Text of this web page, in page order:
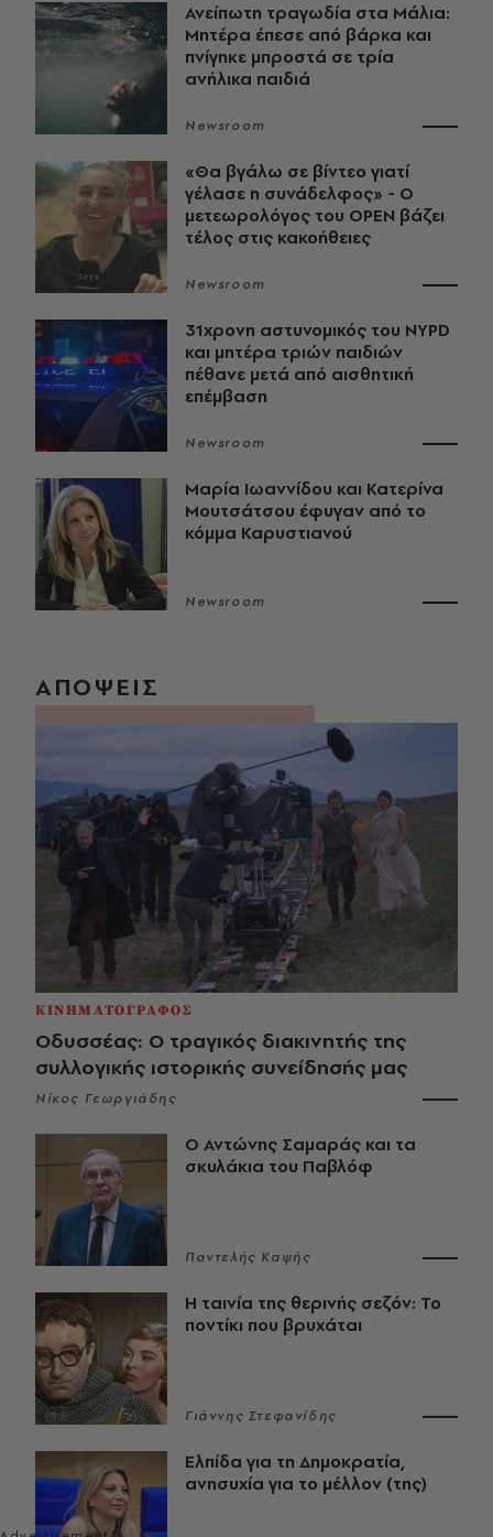
Ανείπωτη τραγωδία στα Μάλια:
Μητέρα έπεσε από βάρκα και
πνίγηκε μπροστά σε τρία
ανήλικα παιδιά
Newsroom
«Θα βγάλω σε βίντεο γιατί
γέλασε η συνάδελφος» - Ο
μετεωρολόγος του OPEN βάζει
τέλος στις κακοήθειες
Newsroom
31χρονη αστυνομικός του NYPD
και μητέρα τριών παιδιών
πέθανε μετά από αισθητική
επέμβαση
Newsroom
Μαρία Ιωαννίδου και Κατερίνα
Μουτσάτσου έφυγαν από το
κόμμα Καρυστιανού
Newsroom
ΑΠΟΨΕΙΣ
ΚΙΝΗΜΑΤΟΓΡΑΦΟΣ
Οδυσσέας: Ο τραγικός διακινητής της
συλλογικής ιστορικής συνείδησής μας
Νίκος Γεωργιάδης
Ο Αντώνης Σαμαράς και τα
σκυλάκια του Παβλόφ
Παντελής Καψής
Η ταινία της θερινής σεζόν: Το
ποντίκι που βρυχάται
Γιάννης Στεφανίδης
Ελπίδα για τη Δημοκρατία,
ανησυχία για το μέλλον (της)